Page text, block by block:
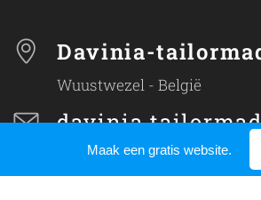
Davinia-
Wuustwezel - België
omMaak een gratis website.